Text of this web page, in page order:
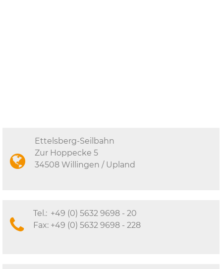
Ettelsberg-Seilbahn
Zur Hoppecke 5
34508 Willingen / Upland
Tel.: +49 (0) 5632 9698 - 20
Fax: +49 (0) 5632 9698 - 228